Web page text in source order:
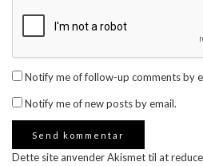
Notify me of follow-up comments by
Notify me of new posts by email.
Dette site anvender Akismet til at